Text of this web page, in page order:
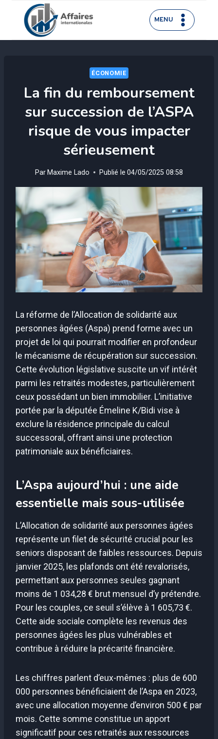
contenu
MENU
ÉCONOMIE
La fin du remboursement
sur succession de l’ASPA
risque de vous impacter
sérieusement
Par Maxime Lado Publié le 04/05/2025 08:58
La réforme de l’Allocation de solidarité aux
personnes âgées (Aspa) prend forme avec un
projet de loi qui pourrait modifier en profondeur
le mécanisme de récupération sur succession.
Cette évolution législative suscite un vif intérêt
parmi les retraités modestes, particulièrement
ceux possédant un bien immobilier. L’initiative
portée par la députée Émeline K/Bidi vise à
exclure la résidence principale du calcul
successoral, offrant ainsi une protection
patrimoniale aux bénéficiaires.
L’Aspa aujourd’hui : une aide
essentielle mais sous-utilisée
L’Allocation de solidarité aux personnes âgées
représente un filet de sécurité crucial pour les
seniors disposant de faibles ressources. Depuis
janvier 2025, les plafonds ont été revalorisés,
permettant aux personnes seules gagnant
moins de 1 034,28 € brut mensuel d’y prétendre.
Pour les couples, ce seuil s’élève à 1 605,73 €.
Cette aide sociale complète les revenus des
personnes âgées les plus vulnérables et
contribue à réduire la précarité financière.
Les chiffres parlent d’eux-mêmes : plus de 600
000 personnes bénéficiaient de l’Aspa en 2023,
avec une allocation moyenne d’environ 500 € par
mois. Cette somme constitue un apport
significatif pour ces retraités aux ressources